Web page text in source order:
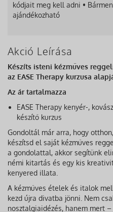
kódjait meg kell adni •
ajándékozható
Akció Leírása
Készíts isteni kézműves
az EASE Therapy kurzusa
Az ár tartalmazza
EASE Therapy kenyér-,
készítő kurzus
Gondoltál már arra, hogy
készítsd el saját kézműves
a gondolattal, akkor segítünk
némi kitartás és egy kis
kenyered illata.
A kézműves ételek és italok
kezd újra divatba jönni. Nem
nosztalgiaidézés, hanem mert